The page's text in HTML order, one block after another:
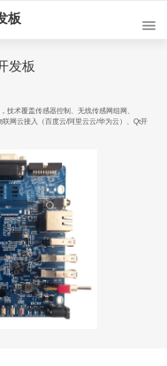
板
发板
技术覆盖传感器控制、无线传感网组网、
网云接入（百度云/阿里云云/华为云）、Qt开